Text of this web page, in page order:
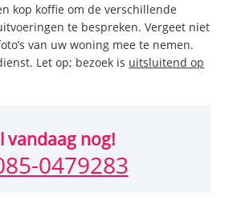
kop koffie om de verschillende
te bespreken. Vergeet niet
van uw woning mee te nemen.
Let op; bezoek is uitsluitend op
vandaag nog!
0479283